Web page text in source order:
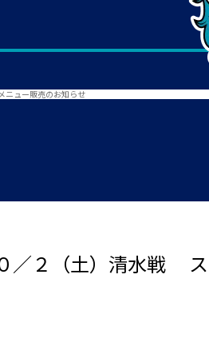
ニュー販売のお知らせ
／２（土）清水戦